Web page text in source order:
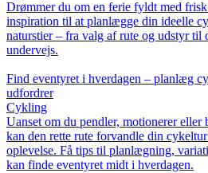
Drømmer du om en ferie fyldt med
inspiration til at planlægge din ideelle
naturstier – fra valg af rute og udstyr til
undervejs.
Find eventyret i hverdagen – planlæg
udfordrer
Cykling
Uanset om du pendler, motionerer eller
kan den rette rute forvandle din
oplevelse. Få tips til planlægning,
kan finde eventyret midt i hverdagen.